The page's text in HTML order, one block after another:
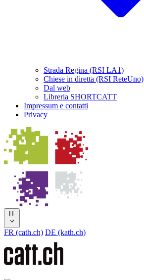
Strada Regina (RSI LA1)
Chiese in diretta (RSI ReteUno)
Dal web
Libreria SHORTCATT
Impressum e contatti
Privacy
IT
FR (cath.ch) DE (kath.ch)